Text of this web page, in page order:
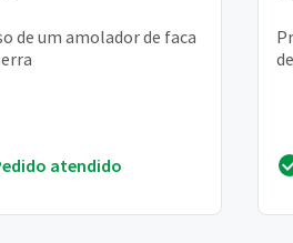
de um amolador de faca
atendido